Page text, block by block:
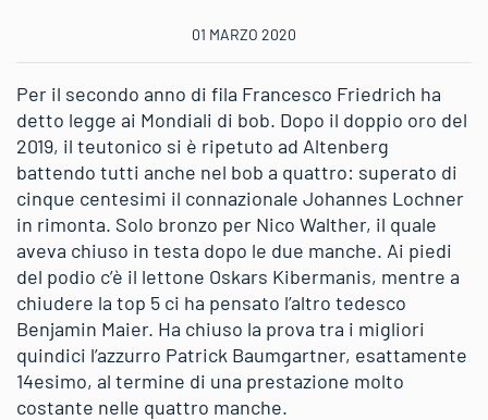
01 MARZO 2020
Per il secondo anno di fila Francesco Friedrich ha
detto legge ai Mondiali di bob. Dopo il doppio oro del
2019, il teutonico si è ripetuto ad Altenberg
battendo tutti anche nel bob a quattro: superato di
cinque centesimi il connazionale Johannes Lochner
in rimonta. Solo bronzo per Nico Walther, il quale
aveva chiuso in testa dopo le due manche. Ai piedi
del podio c’è il lettone Oskars Kibermanis, mentre a
chiudere la top 5 ci ha pensato l’altro tedesco
Benjamin Maier. Ha chiuso la prova tra i migliori
quindici l’azzurro Patrick Baumgartner, esattamente
14esimo, al termine di una prestazione molto
costante nelle quattro manche.